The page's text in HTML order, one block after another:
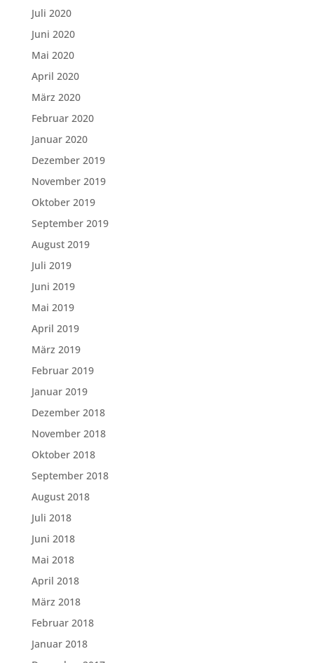
Juli 2020
Juni 2020
Mai 2020
April 2020
März 2020
Februar 2020
Januar 2020
Dezember 2019
November 2019
Oktober 2019
September 2019
August 2019
Juli 2019
Juni 2019
Mai 2019
April 2019
März 2019
Februar 2019
Januar 2019
Dezember 2018
November 2018
Oktober 2018
September 2018
August 2018
Juli 2018
Juni 2018
Mai 2018
April 2018
März 2018
Februar 2018
Januar 2018